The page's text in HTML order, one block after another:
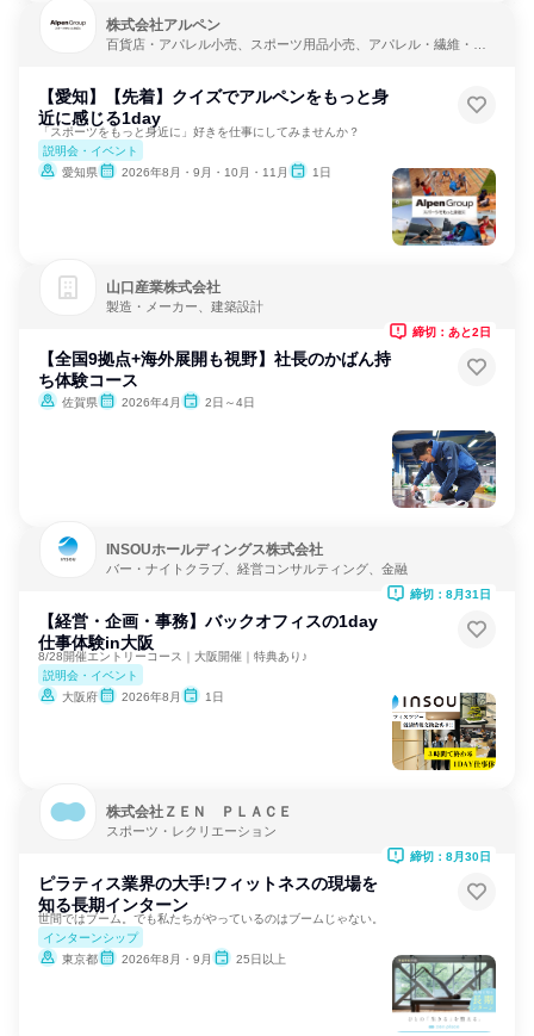
株式会社アルペン
百貨店・アパレル小売、スポーツ用品小売、アパレル・繊維・ス
【愛知】【先着】クイズでアルペンをもっと身
近に感じる1day
「スポーツをもっと身近に」好きを仕事にしてみませんか？
説明会・イベント
愛知県
2026年8月・9月・10月・11月 1日
山口産業株式会社
製造・メーカー、建築設計
【全国9拠点+海外展開も視野】社長のかばん持
ち体験コース
佐賀県 2026年4月 2日～4日
締切：あと2日
INSOUホールディングス株式会社
バー・ナイトクラブ、経営コンサルティング、金融
【経営・企画・事務】バックオフィスの1day
仕事体験in大阪
8/28開催エントリーコース｜大阪開催｜特典あり♪
説明会・イベント
大阪府
2026年8月 1日
締切：8月31日
株式会社ＺＥＮ ＰＬＡＣＥ
スポーツ・レクリエーション
ピラティス業界の大手!フィットネスの現場を
知る長期インターン
世間ではブーム。でも私たちがやっているのはブームじゃない。
インターンシップ
東京都
2026年8月・9月 25日以上
締切：8月30日